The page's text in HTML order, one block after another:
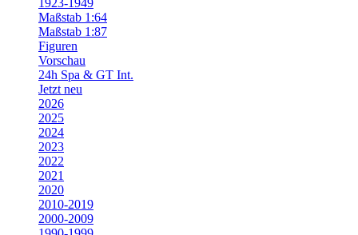
1923-1949
Maßstab 1:64
Maßstab 1:87
Figuren
Vorschau
24h Spa & GT Int.
Jetzt neu
2026
2025
2024
2023
2022
2021
2020
2010-2019
2000-2009